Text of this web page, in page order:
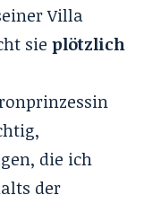
Villa
sie plötzlich
die ich
der